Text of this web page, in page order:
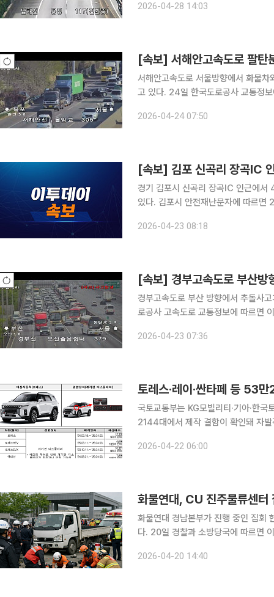
2026-04-28 14:03
[속보] 서해안고속도로 팔탄
서해안고속도로 서울방향에서 화물
고 있다. 24일 한국도로공사 교통정보에 따르면 이날 오전 7시 40분께 팔탄분기점 인근(305.4
로에서 사고 수습이 진행되면서 해당
2026-04-24 07:50
[속보] 김포 신곡리 장곡IC
경기 김포시 신곡리 장곡IC 인근에서
있다. 김포시 안전재난문자에 따르면 23일 오전 7시 50분께 48국도 서울방향 장곡IC 부근에서 차
이어지고 있다. 김포시는 운전자들에
2026-04-23 08:18
[속보] 경부고속도로 부산방
경부고속도로 부산 방향에서 추돌사고가
로공사 고속도로 교통정보에 따르면
사고 여파로 동탄JC~오산IC 1·2·5차
2026-04-23 07:36
토레스·레이·싼타페 등 53
국토교통부는 KG모빌리티·기아·한
2144대에서 제작 결함이 확인돼 자발적
성이 있어 20일부터 시정조치를 진행
2026-04-22 06:00
화물연대, CU 진주물류센터
화물연대 경남본부가 진행 중인 집회
다. 20일 경찰과 소방당국에 따르면 이날 오전 10시 32분께 경남 진주시 정촌면 예하리 CU 진주물
화물연대 조합원 1명이 심정지 상태
2026-04-20 14:40